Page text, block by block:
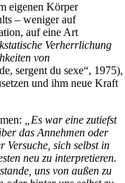
eigenen Körper
– weniger auf
auf eine Art
Verherrlichung
von
sergent du sexe“, 1975),
und ihm neue Kraft
„Es war eine zutiefst
das Annehmen oder
Versuche, sich selbst in
neu zu interpretieren.
uns von außen zu